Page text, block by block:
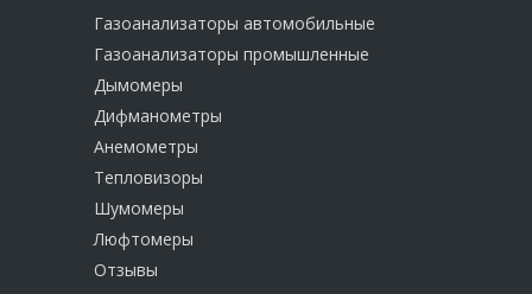
Газоанализаторы автомобильные
Газоанализаторы промышленные
Дымомеры
Дифманометры
Анемометры
Тепловизоры
Шумомеры
Люфтомеры
Отзывы